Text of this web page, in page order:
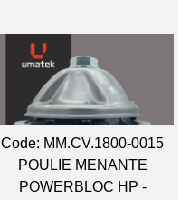
Code: MM.CV.1800-0015
POULIE MENANTE
POWERBLOC HP -